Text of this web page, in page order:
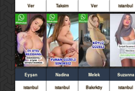
Ver Taksim Ver istanbul
Eyşan
istanbul
Nadina
istanbul
Melek
Bakırköy
Suzanna
istanbul